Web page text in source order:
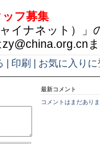
フ募集
ャイナネット）」
印刷 お気に入りに
最新コメント
コメントはまだあり